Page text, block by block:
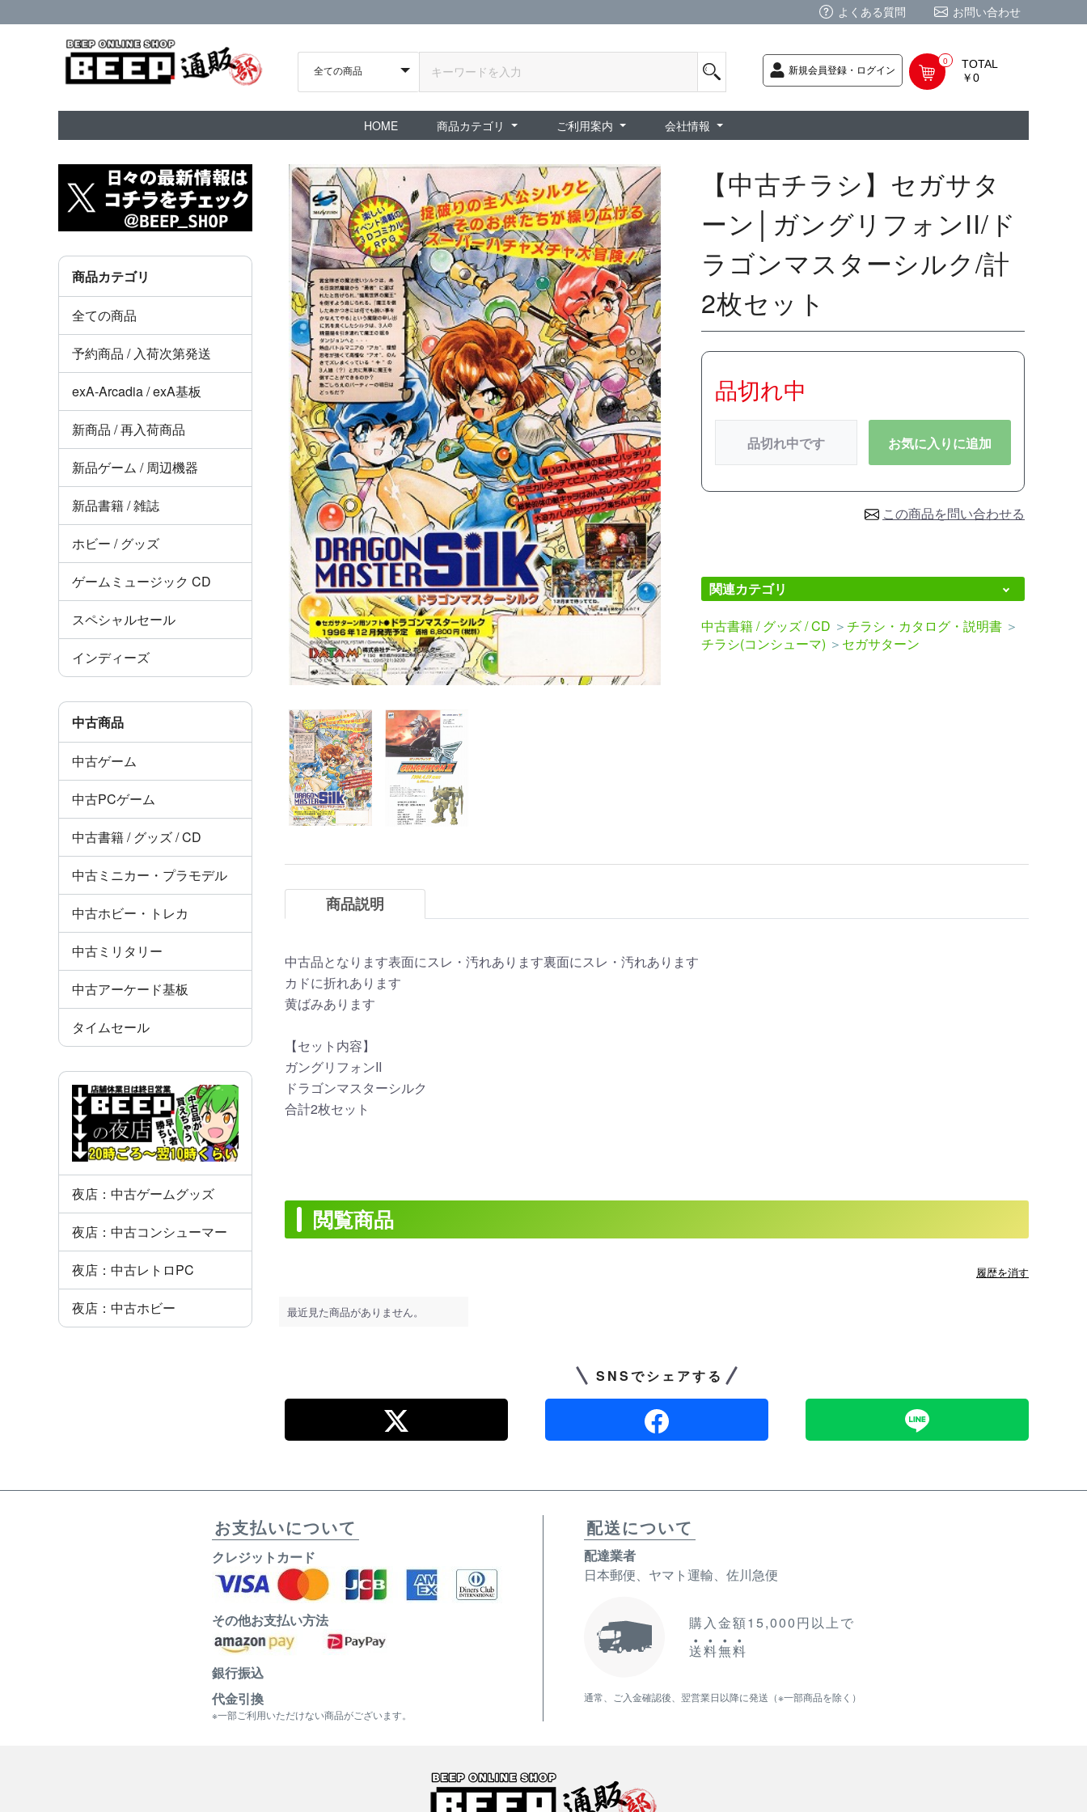
よくある質問 お問い合わせ
新規会員登録・ログイン
0
TOTAL
￥0
HOME
商品カテゴリ
ご利用案内
会社情報
商品カテゴリ
全ての商品
予約商品 / 入荷次第発送
exA-Arcadia / exA基板
新商品 / 再入荷商品
新品ゲーム / 周辺機器
新品書籍 / 雑誌
ホビー / グッズ
ゲームミュージック CD
スペシャルセール
インディーズ
中古商品
中古ゲーム
中古PCゲーム
中古書籍 / グッズ / CD
中古ミニカー・プラモデル
中古ホビー・トレカ
中古ミリタリー
中古アーケード基板
タイムセール
夜店：中古ゲームグッズ
夜店：中古コンシューマー
夜店：中古レトロPC
夜店：中古ホビー
【中古チラシ】セガサタ
ーン│ガングリフォンII/ド
ラゴンマスターシルク/計
2枚セット
品切れ中
品切れ中です お気に入りに追加
この商品を問い合わせる
関連カテゴリ
中古書籍 / グッズ / CD ＞チラシ・カタログ・説明書 ＞
チラシ(コンシューマ) ＞ セガサターン
商品説明
中古品となります表面にスレ・汚れあります裏面にスレ・汚れあります
カドに折れあります
黄ばみあります
【セット内容】
ガングリフォンII
ドラゴンマスターシルク
合計2枚セット
閲覧商品
履歴を消す
最近見た商品がありません。
SNSでシェアする
お支払いについて
クレジットカード
その他お支払い方法
銀行振込
代金引換
※一部ご利用いただけない商品がございます。
配送について
配達業者
日本郵便、ヤマト運輸、佐川急便
購入金額15,000円以上で
送料無料
通常、ご入金確認後、翌営業日以降に発送（※一部商品を除く）